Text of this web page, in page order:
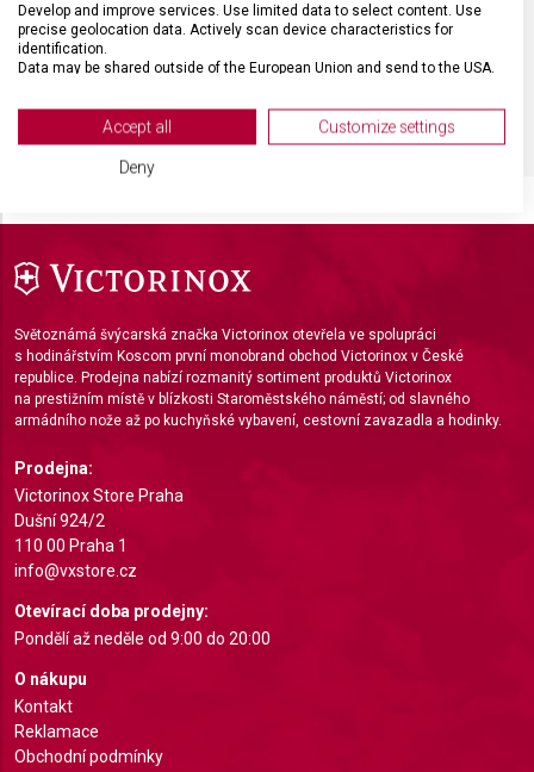
MATERIÁL RUKOJETI Plast (PPC)
Světoznámá švýcarská značka Victorinox otevřela ve spolupráci
s hodinářstvím Koscom první monobrand obchod Victorinox v České
republice. Prodejna nabízí rozmanitý sortiment produktů Victorinox
na prestižním místě v blízkosti Staroměstského náměstí; od slavného
armádního nože až po kuchyňské vybavení, cestovní zavazadla a hodinky.
Prodejna:
Victorinox Store Praha
Dušní 924/2
110 00 Praha 1
info@vxstore.cz
Otevírací doba prodejny:
Pondělí až neděle od 9:00 do 20:00
O nákupu
Kontakt
Reklamace
Obchodní podmínky
Develop and improve services. Use limited data to select content. Use
precise geolocation data. Actively scan device characteristics for
identification.
Data may be shared outside of the European Union and send to the USA.
View Partner List (2 IAB Vendors)
We use your data for the following purposes:
Store and/or access information on a device
Use limited data to select advertising
Use profiles to select personalised
advertising
Use profiles to select personalised content
Measure advertising performance
Measure content performance
Understand audiences through statistics or
Develop and improve services
Use limited data to select content
Accept all Customize settings
Deny